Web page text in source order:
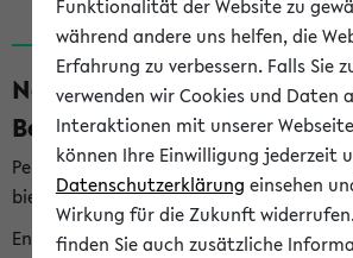
Nachhaltigkeitspreis 2026:
Bewerbungsphase
Per E-Mail eingestellt von
bielefeld.de an den Verteiler 'Alle
English version below
Funktionalität der Website zu
während andere uns helfen, die
Erfahrung zu verbessern. Falls Sie
verwenden wir Cookies und Daten
Interaktionen mit unserer
können Ihre Einwilligung jederzeit
Datenschutzerklärung einsehen
Wirkung für die Zukunft
finden Sie auch zusätzliche